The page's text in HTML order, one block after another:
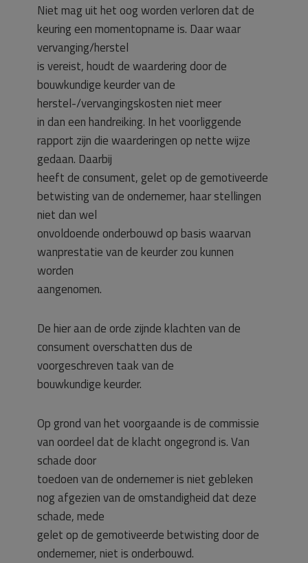
Niet mag uit het oog worden verloren dat de
keuring een momentopname is. Daar waar
vervanging/herstel
is vereist, houdt de waardering door de
bouwkundige keurder van de
herstel-/vervangingskosten niet meer
in dan een handreiking. In het voorliggende
rapport zijn die waarderingen op nette wijze
gedaan. Daarbij
heeft de consument, gelet op de gemotiveerde
betwisting van de ondernemer, haar stellingen
niet dan wel
onvoldoende onderbouwd op basis waarvan
wanprestatie van de keurder zou kunnen
worden
aangenomen.
De hier aan de orde zijnde klachten van de
consument overschatten dus de
voorgeschreven taak van de
bouwkundige keurder.
Op grond van het voorgaande is de commissie
van oordeel dat de klacht ongegrond is. Van
schade door
toedoen van de ondernemer is niet gebleken
nog afgezien van de omstandigheid dat deze
schade, mede
gelet op de gemotiveerde betwisting door de
ondernemer, niet is onderbouwd.